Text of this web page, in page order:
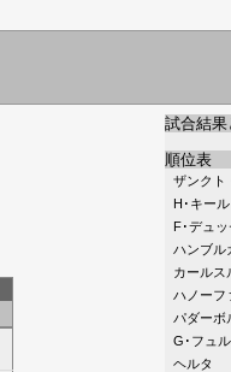
試合結果
順位表
ザンクト
H･キール
F･デュ
ハンブル
カールス
ハノーフ
パダーボ
G･フュル
ヘルタ